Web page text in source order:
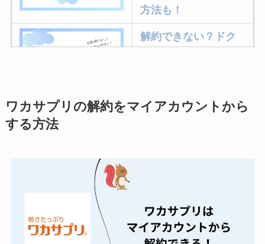
方法も！
解約できない？ドク
ミュゼプラチナムの
ベストタイミングを
詳しく解説！
ワカサプリの解約をマイアカウントから
する方法